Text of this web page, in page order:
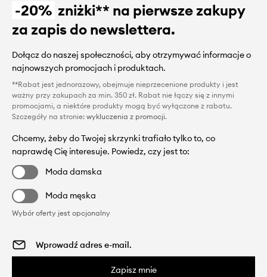
-20% zniżki** na pierwsze zakupy
za zapis do newslettera.
Dołącz do naszej społeczności, aby otrzymywać informacje o
najnowszych promocjach i produktach.
**Rabat jest jednorazowy, obejmuje nieprzecenione produkty i jest
ważny przy zakupach za min. 350 zł. Rabat nie łączy się z innymi
promocjami, a niektóre produkty mogą być wyłączone z rabatu.
Szczegóły na stronie: wykluczenia z promocji.
Chcemy, żeby do Twojej skrzynki trafiało tylko to, co
naprawdę Cię interesuje. Powiedz, czy jest to:
Moda damska
Moda męska
Wybór oferty jest opcjonalny
Zapisz mnie